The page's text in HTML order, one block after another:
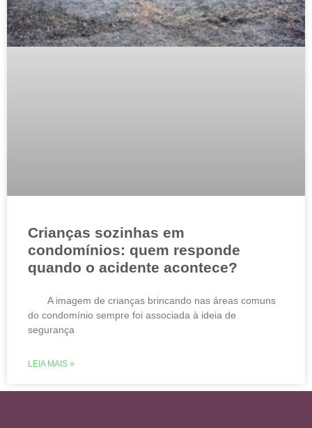
Crianças sozinhas em
condomínios: quem responde
quando o acidente acontece?
A imagem de crianças brincando nas áreas comuns
do condomínio sempre foi associada à ideia de
segurança
LEIA MAIS »